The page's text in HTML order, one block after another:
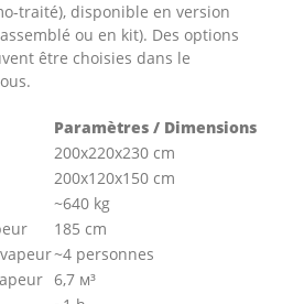
traité), disponible en version
ou en kit). Des options
être choisies dans le
Paramètres / Dimensions
200x220x230 cm
200х120х150 cm
~640 kg
185 cm
~4 personnes
6,7 м³